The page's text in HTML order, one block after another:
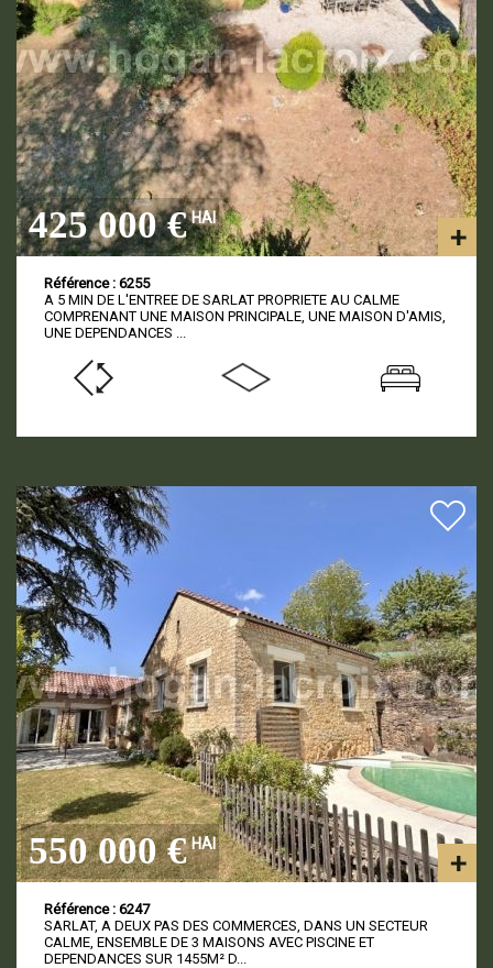
425 000 € HAI
Référence : 6255
A 5 MIN DE L'ENTREE DE SARLAT PROPRIETE AU CALME
COMPRENANT UNE MAISON PRINCIPALE, UNE MAISON D'AMIS,
UNE DEPENDANCES ...
550 000 € HAI
Référence : 6247
SARLAT, A DEUX PAS DES COMMERCES, DANS UN SECTEUR
CALME, ENSEMBLE DE 3 MAISONS AVEC PISCINE ET
DEPENDANCES SUR 1455M² D...